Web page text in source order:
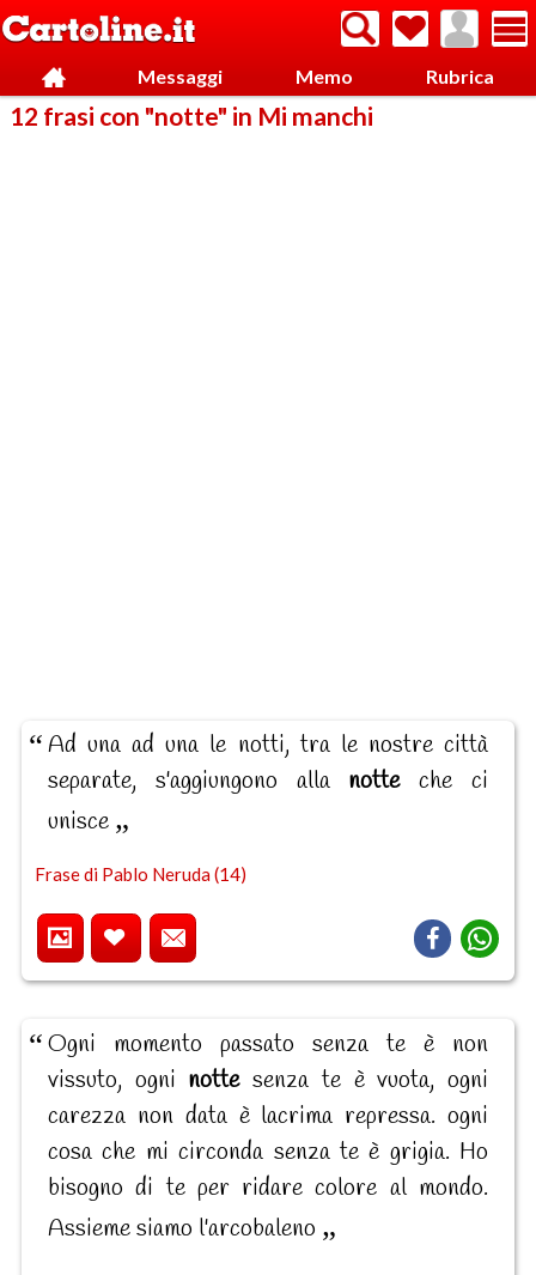
Messaggi Memo Rubrica
12 frasi con "notte" in Mi manchi
Ad una ad una le notti, tra le nostre città
separate, s'aggiungono alla notteche ci
unisce
Frase di Pablo Neruda (14)
Ogni momento passato senza te è non
vissuto, ogni nottesenza te è vuota, ogni
carezza non data è lacrima repressa. ogni
cosa che mi circonda senza te è grigia. Ho
bisogno di te per ridare colore al mondo.
Assieme siamo l'arcobaleno